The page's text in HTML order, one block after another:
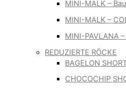
MINI-MALK –
MINI-MALK –
MINI-PAVLANA
REDUZIERTE RÖCKE
BAGELON
CHOCOCHIP